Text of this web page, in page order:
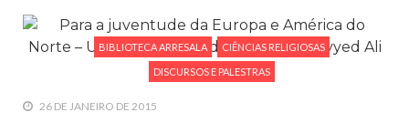
BIBLIOTECA ARRESALA CIÊNCIAS RELIGIOSAS
DISCURSOS E PALESTRAS
26 DE JANEIRO DE 2015